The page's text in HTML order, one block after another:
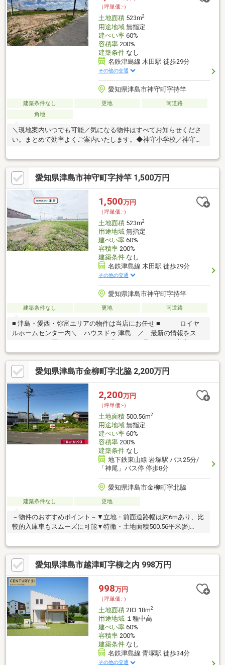
（坪単価:-）
土地面積523m2
用途地域無指定
建ぺい率60%
容積率200%
建築条件なし
名鉄津島線 木田駅 徒歩29分
その他の交通
愛知県津島市神守町字持竿
建築条件なし 更地
南道路
角地
＼現地案内いつでも可能／気になる物件はすべてお知らせくださ
い。まとめて効率よくご案内いたします。◆神守小学校／神守中
学校◆約１５８坪の敷地◆ゆとりある駐車スペースを確保◆建築
条件なし◆建築会社のご紹介も可能□□建売以外のご相談も対応□□
注文住宅や中古＋リフォームのご相談も大歓迎！取引経験豊富な
スタッフがメリット・デメリットから取得手続きまで丁寧にご説
明します。◇◇住宅ローンなどのお手続きについて◇◇毎月のお
支払い、諸費用、購入手続きから新築オプションまで丁寧にサポ
ート。勤続年数が短い方・お借入のある方・フルローンご希望の
方もご相談ください。相談無料！
愛知県津島市神守町字持竿 1,500万円
1,500万円
（坪単価:-）
土地面積523m2
用途地域無指定
建ぺい率60%
容積率200%
建築条件なし
名鉄津島線 木田駅 徒歩29分
その他の交通
愛知県津島市神守町字持竿
建築条件なし 更地 南道路
■ 津島・愛西・弥富エリアの物件は当店にお任せ ■ ロイヤ
ルホームセンター内＼ ハウスドゥ 津島 ／ 最新の情報をスピ
決！ネットに掲載していない物件は店頭でご紹介いたします。◆
神守小学校/神守中学校◆現況更地◆南側公道に接道◆間口約51
ｍ◆ヤマナカ神守店徒歩約2分※写真をクリックすると、詳細をご
覧いただけます。勤続年数が短い方・自営業者・他に借り入れが
あるなどまずはお気軽にご相談ください！豊富な実績をもとに最
適な住宅ローンをご提案！
愛知県津島市金柳町字北脇 2,200万円
2,200万円
（坪単価:-）
土地面積500.56m2
用途地域無指定
建ぺい率60%
容積率200%
建築条件なし
地下鉄東山線 岩塚駅 バス25分/
「神尾」バス停 停歩8分
愛知県津島市金柳町字北脇
建築条件なし 更地
－物件のおすすめポイント－▼立地・前面道路幅は約6mあり、比
較的入庫車もスムーズに可能▼特徴・土地面積500.56平米(約
売地につきプランの幅が広がります・建築条件付宅地販売ではあ
りません▼周辺環境・セブン-イレブン 津島金柳町店 徒歩7分(約
540m)※本物件土地のうち、191.56平米については、愛知県開発審
査会基準第17号により建物の再建築可能 309.90平米については
再建築不可■ ご希望の住まい探しをお手伝いします
━━━━━・・・物件の詳細・ご相談はお気軽にお問い合わせく
ださい。
愛知県津島市越津町字柳之内 998万円
998万円
（坪単価:-）
土地面積283.18m2
用途地域１種中高
建ぺい率60%
容積率200%
建築条件なし
名鉄津島線 青塚駅 徒歩34分
その他の交通